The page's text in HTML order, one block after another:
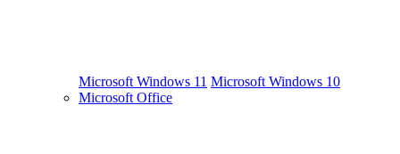
Microsoft Windows 11 Microsoft Windows 10
Microsoft Office